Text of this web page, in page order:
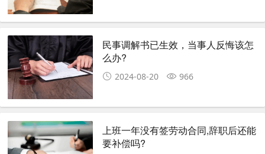
民事调解书已生效，当事人反悔该怎
么办?
2024-08-20 966
上班一年没有签劳动合同,辞职后还能
要补偿吗?